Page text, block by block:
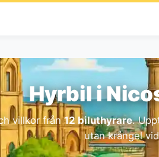
Hyrbil i
villkor från12 biluthyrare.
utan krångel